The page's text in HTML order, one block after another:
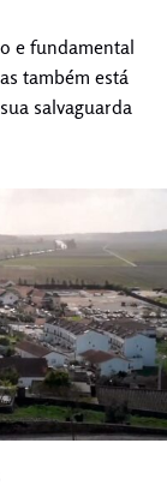
e fundamental
também está
salvaguarda